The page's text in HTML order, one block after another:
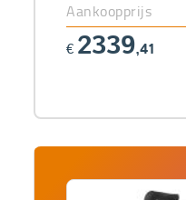
Aankoopprijs
€ 2339,41